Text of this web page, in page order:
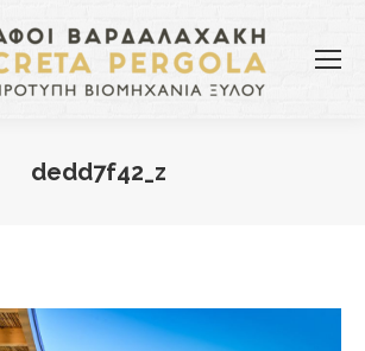
dedd7f42_z